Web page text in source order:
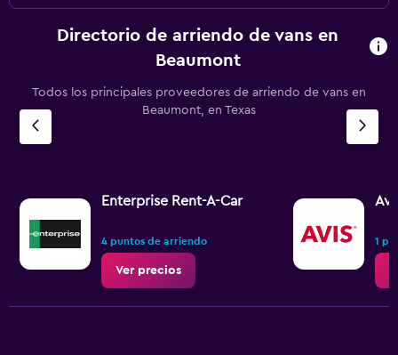
Directorio de arriendo de vans en
Beaumont
Todos los principales proveedores de arriendo de vans en
Beaumont, en Texas
Enterprise Rent-A-Car
4 puntos de arriendo
Ver precios
1